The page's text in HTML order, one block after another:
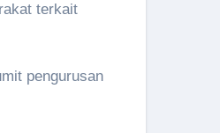
terkait
pengurusan